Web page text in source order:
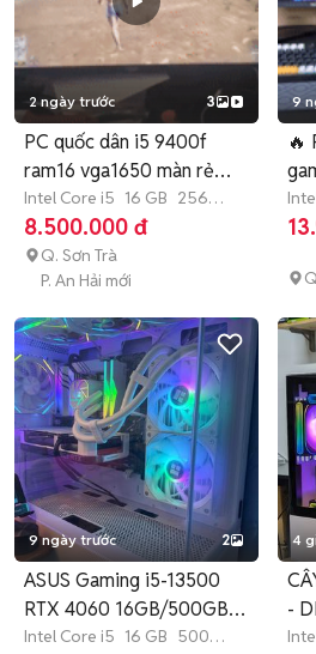
2 ngày trước 3
PC quốc dân i5 9400f
ram16 vga1650 màn rẻ
nhất cho
Intel Core i5 16 GB 256
GB SSD
8.500.000 đ
Q. Sơn Trà
P. An Hải mới
9
🔥
GB
9 ngày trước 2
ASUS Gaming i5-13500
RTX 4060 16GB/500GB
Trắng
Intel Core i5 16 GB 500
4
-